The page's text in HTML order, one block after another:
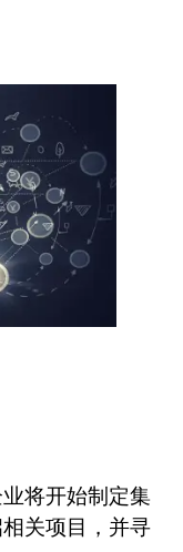
将开始制定集
关项目，并寻